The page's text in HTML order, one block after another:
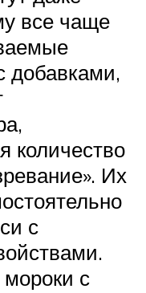
все чаще
добавками,
количество
Их
с
с